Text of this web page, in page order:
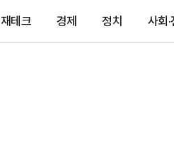
재테크 경제 정치 사회